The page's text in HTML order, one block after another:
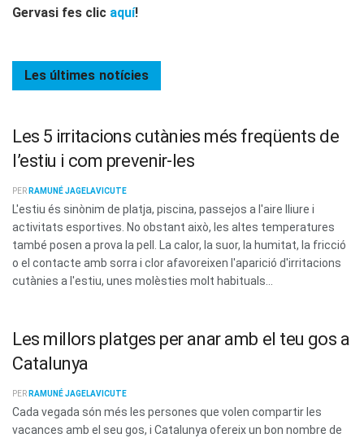
Gervasi fes clic aquí!
Les últimes notícies
Les 5 irritacions cutànies més freqüents de
l’estiu i com prevenir-les
PER RAMUNÉ JAGELAVICUTE
L'estiu és sinònim de platja, piscina, passejos a l'aire lliure i
activitats esportives. No obstant això, les altes temperatures
també posen a prova la pell. La calor, la suor, la humitat, la fricció
o el contacte amb sorra i clor afavoreixen l'aparició d'irritacions
cutànies a l'estiu, unes molèsties molt habituals...
Les millors platges per anar amb el teu gos a
Catalunya
PER RAMUNÉ JAGELAVICUTE
Cada vegada són més les persones que volen compartir les
vacances amb el seu gos, i Catalunya ofereix un bon nombre de